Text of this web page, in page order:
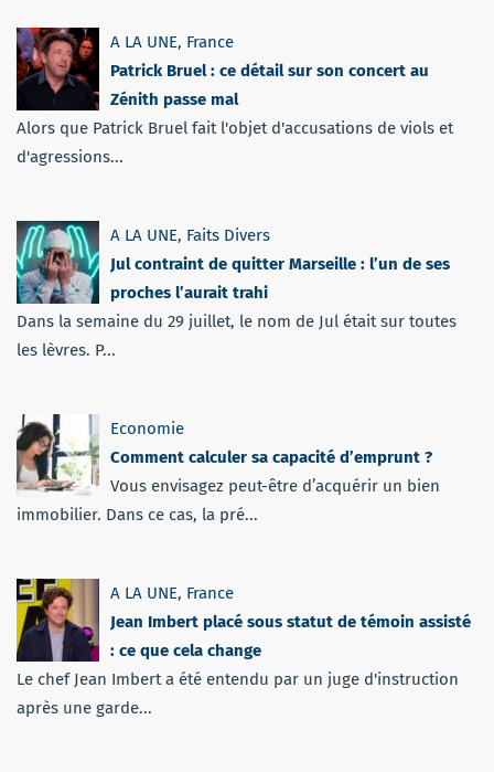
A LA UNE, France
Patrick Bruel : ce détail sur son concert au
Zénith passe mal
Alors que Patrick Bruel fait l'objet d'accusations de viols et
d'agressions...
A LA UNE, Faits Divers
Jul contraint de quitter Marseille : l’un de ses
proches l’aurait trahi
Dans la semaine du 29 juillet, le nom de Jul était sur toutes
les lèvres. P...
Economie
Comment calculer sa capacité d’emprunt ?
Vous envisagez peut-être d’acquérir un bien
immobilier. Dans ce cas, la pré...
A LA UNE, France
Jean Imbert placé sous statut de témoin assisté
: ce que cela change
Le chef Jean Imbert a été entendu par un juge d'instruction
après une garde...